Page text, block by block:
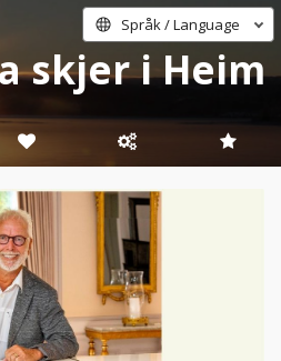
Språk / Language
skjer i Heim